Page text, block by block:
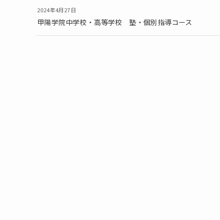
2024年4月27日
甲陽学院中学校・高等学校 塾・個別指導コース